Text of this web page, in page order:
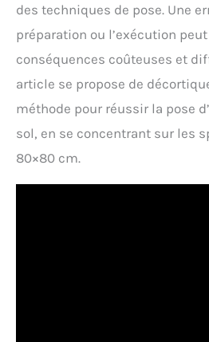
des techniques de pose. Une
préparation ou l’exécution
conséquences coûteuses et
article se propose de
méthode pour réussir la pose
sol, en se concentrant sur les
80×80 cm.